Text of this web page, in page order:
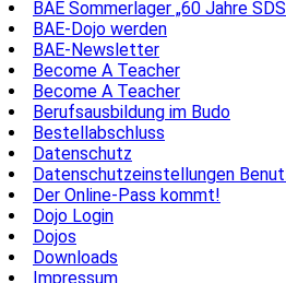
BAE Sommerlager „60 Jahre
BAE-Dojo werden
BAE-Newsletter
Become A Teacher
Become A Teacher
Berufsausbildung im Budo
Bestellabschluss
Datenschutz
Datenschutzeinstellungen
Der Online-Pass kommt!
Dojo Login
Dojos
Downloads
Impressum